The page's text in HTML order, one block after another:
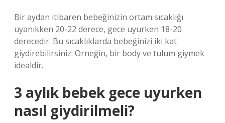
Bir aydan itibaren bebeğinizin ortam sıcaklığı
uyanıkken 20-22 derece, gece uyurken 18-20
derecedir. Bu sıcaklıklarda bebeğinizi iki kat
giydirebilirsiniz. Örneğin, bir body ve tulum giymek
idealdir.
3 aylık bebek gece uyurken
nasıl giydirilmeli?